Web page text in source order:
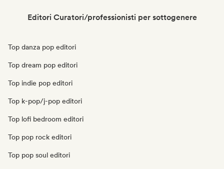
Editori Curatori/professionisti per sottogenere
Top danza pop editori
Top dream pop editori
Top indie pop editori
Top k-pop/j-pop editori
Top lofi bedroom editori
Top pop rock editori
Top pop soul editori